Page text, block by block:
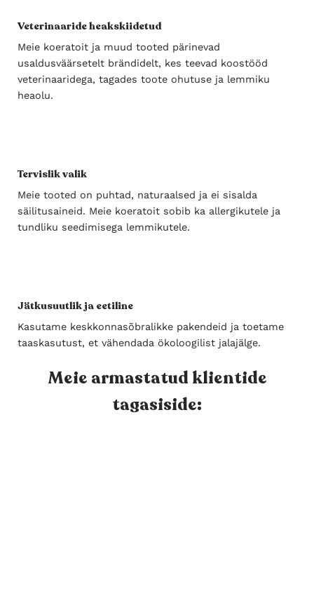
Veterinaaride heakskiidetud
Meie koeratoit ja muud tooted pärinevad
usaldusväärsetelt brändidelt, kes teevad koostööd
veterinaaridega, tagades toote ohutuse ja lemmiku
heaolu.
Tervislik valik
Meie tooted on puhtad, naturaalsed ja ei sisalda
säilitusaineid. Meie koeratoit sobib ka allergikutele ja
tundliku seedimisega lemmikutele.
Jätkusuutlik ja eetiline
Kasutame keskkonnasõbralikke pakendeid ja toetame
taaskasutust, et vähendada ökoloogilist jalajälge.
Meie armastatud klientide
tagasiside: